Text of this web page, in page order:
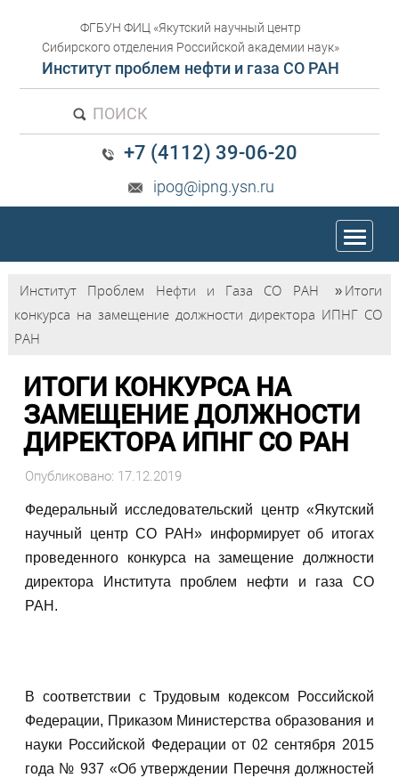
ФГБУН ФИЦ «Якутский научный центр
Сибирского отделения Российской академии наук»
Институт проблем нефти и газа СО РАН
ПОИСК
+7 (4112) 39-06-20
ipog@ipng.ysn.ru
trk
Институт Проблем Нефти и Газа СО РАН »Итоги
конкурса на замещение должности директора ИПНГ СО
РАН
ИТОГИ КОНКУРСА НА
ЗАМЕЩЕНИЕ ДОЛЖНОСТИ
ДИРЕКТОРА ИПНГ СО РАН
Опубликовано: 17.12.2019
Федеральный исследовательский центр «Якутский
научный центр СО РАН» информирует об итогах
проведенного конкурса на замещение должности
директора Института проблем нефти и газа СО
РАН.
В соответствии с Трудовым кодексом Российской
Федерации, Приказом Министерства образования и
науки Российской Федерации от 02 сентября 2015
года № 937 «Об утверждении Перечня должностей